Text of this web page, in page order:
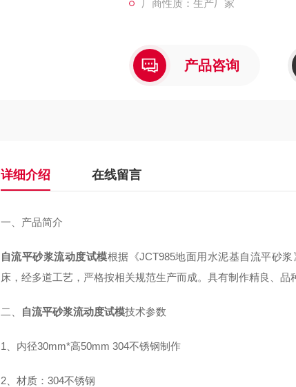
厂商性质：生产厂家
产品咨询
详细介绍 在线留言
一、产品简介
自流平砂浆流动度试模根据《JCT985地面用水泥基自流平砂浆
床，经多道工艺，严格按相关规范生产而成。具有制作精良、品
二、 自流平砂浆流动度试模技术参数
1 、内径30mm*高50mm 304不锈钢制作
2、材质： 304不锈钢